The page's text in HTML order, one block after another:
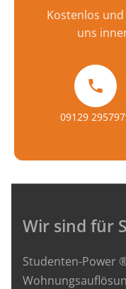
Kostenlos
uns
09129
Wir sind für
Studenten-Power